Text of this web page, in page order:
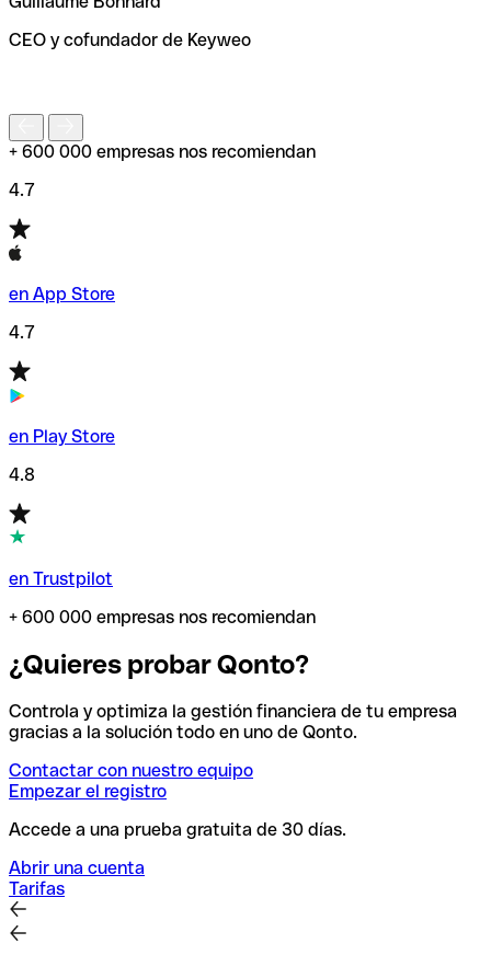
de enviar tu transferencia.
CEO y cofundador de Keyweo
+ 600 000 empresas nos recomiendan
4.7
en App Store
4.7
en Play Store
4.8
en Trustpilot
+ 600 000 empresas nos recomiendan
¿Quieres probar Qonto?
Controla y optimiza la gestión financiera de tu empresa
gracias a la solución todo en uno de Qonto.
Contactar con nuestro equipo
Empezar el registro
Accede a una prueba gratuita de 30 días.
Abrir una cuenta
Tarifas